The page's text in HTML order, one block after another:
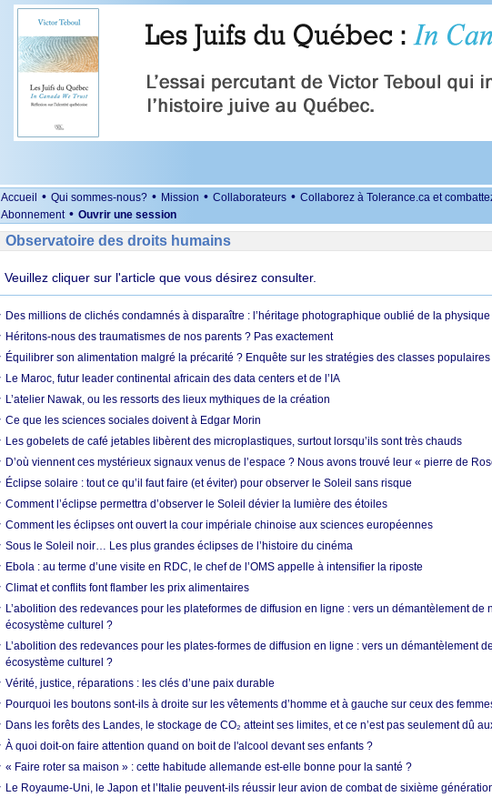
Accueil • Qui sommes-nous? • Mission • Collaborateurs • Collaborez à Tolerance.ca et
Abonnement • Ouvrir une session
Observatoire des droits humains
Veuillez cliquer sur l'article que vous désirez consulter.
Des millions de clichés condamnés à disparaître : l’héritage photographique oublié de la
Héritons-nous des traumatismes de nos parents ? Pas exactement
Équilibrer son alimentation malgré la précarité ? Enquête sur les stratégies des classes populaires
Le Maroc, futur leader continental africain des data centers et de l’IA
L’atelier Nawak, ou les ressorts des lieux mythiques de la création
Ce que les sciences sociales doivent à Edgar Morin
Les gobelets de café jetables libèrent des microplastiques, surtout lorsqu’ils sont très chauds
D’où viennent ces mystérieux signaux venus de l’espace ? Nous avons trouvé leur « pierre de
Éclipse solaire : tout ce qu’il faut faire (et éviter) pour observer le Soleil sans risque
Comment l’éclipse permettra d’observer le Soleil dévier la lumière des étoiles
Comment les éclipses ont ouvert la cour impériale chinoise aux sciences européennes
Sous le Soleil noir… Les plus grandes éclipses de l’histoire du cinéma
Ebola : au terme d’une visite en RDC, le chef de l’OMS appelle à intensifier la riposte
Climat et conflits font flamber les prix alimentaires
L’abolition des redevances pour les plateformes de diffusion en ligne : vers un démantèlement de
écosystème culturel ?
L’abolition des redevances pour les plates-formes de diffusion en ligne : vers un démantèlement
écosystème culturel ?
Vérité, justice, réparations : les clés d’une paix durable
Pourquoi les boutons sont-ils à droite sur les vêtements d’homme et à gauche sur ceux des
Dans les forêts des Landes, le stockage de CO₂ atteint ses limites, et ce n’est pas seulement dû
À quoi doit-on faire attention quand on boit de l'alcool devant ses enfants ?
« Faire roter sa maison » : cette habitude allemande est-elle bonne pour la santé ?
Le Royaume-Uni, le Japon et l’Italie peuvent-ils réussir leur avion de combat de sixième